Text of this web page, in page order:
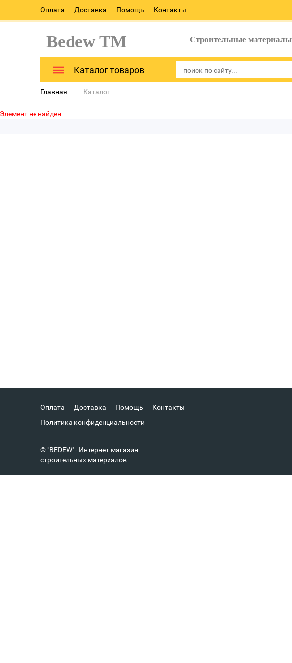
Оплата Доставка Помощь Контакты
Bedew TM Строительные материалы
Каталог товаров
Главная Каталог
Элемент не найден
Оплата Доставка Помощь
Контакты
Политика конфиденциальности
© "BEDEW" - Интернет-магазин
строительных материалов